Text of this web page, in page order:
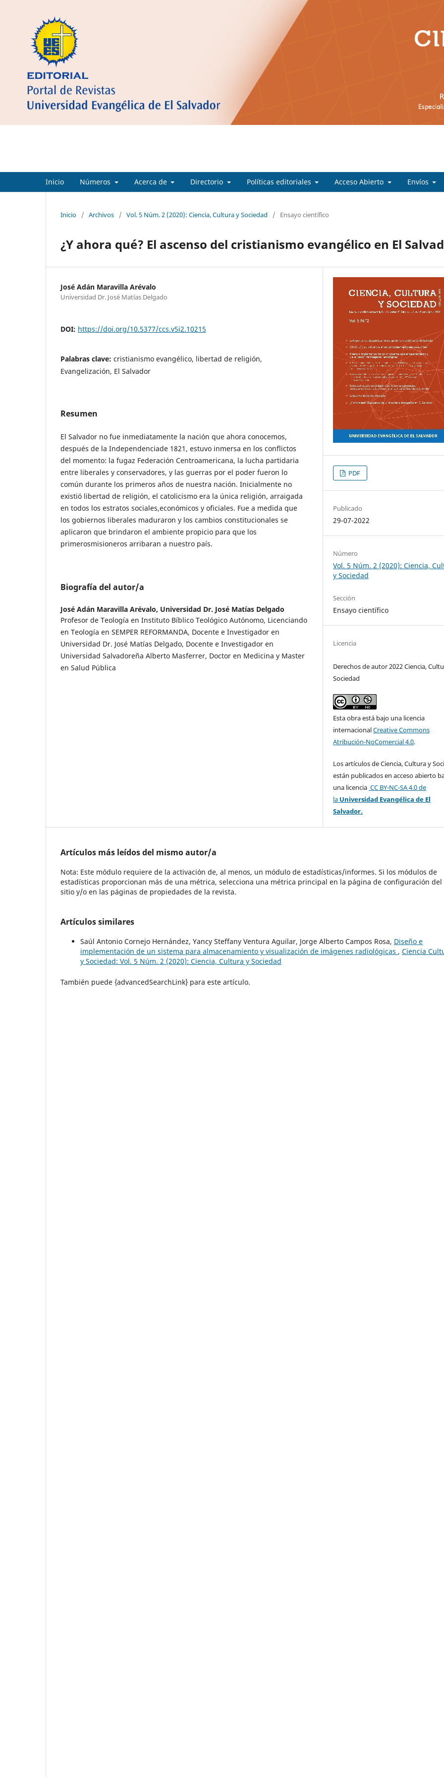
Inicio Números Acerca de Directorio Políticas editoriales Acceso Abierto Envíos
Inicio / Archivos / Vol. 5 Núm. 2 (2020): Ciencia, Cultura y Sociedad / Ensayo científico
¿Y ahora qué? El ascenso del cristianismo evangélico en El
José Adán Maravilla Arévalo
Universidad Dr. José Matías Delgado
DOI: https://doi.org/10.5377/ccs.v5i2.10215
Palabras clave: cristianismo evangélico, libertad de religión,
Evangelización, El Salvador
Resumen
El Salvador no fue inmediatamente la nación que ahora conocemos,
después de la Independenciade 1821, estuvo inmersa en los conflictos
del momento: la fugaz Federación Centroamericana, la lucha partidaria
entre liberales y conservadores, y las guerras por el poder fueron lo
común durante los primeros años de nuestra nación. Inicialmente no
existió libertad de religión, el catolicismo era la única religión, arraigada
en todos los estratos sociales,económicos y oficiales. Fue a medida que
los gobiernos liberales maduraron y los cambios constitucionales se
aplicaron que brindaron el ambiente propicio para que los
primerosmisioneros arribaran a nuestro país.
Biografía del autor/a
José Adán Maravilla Arévalo, Universidad Dr. José Matías Delgado
Profesor de Teología en Instituto Bíblico Teológico Autónomo, Licenciando
en Teología en SEMPER REFORMANDA, Docente e Investigador en
Universidad Dr. José Matías Delgado, Docente e Investigador en
Universidad Salvadoreña Alberto Masferrer, Doctor en Medicina y Master
en Salud Pública
PDF
Publicado
29-07-2022
Número
Vol. 5 Núm. 2 (2020): Ciencia,
y Sociedad
Sección
Ensayo científico
Licencia
Derechos de autor 2022 Ciencia,
Sociedad
Esta obra está bajo una licencia
internacionalCreative Commons
Atribución-NoComercial 4.0.
Los artículos de Ciencia, Cultura y
están publicados en acceso abierto
una licencia CC BY-NC-SA 4.0de
la Universidad Evangélica de El
Salvador.
Artículos más leídos del mismo autor/a
Nota: Este módulo requiere de la activación de, al menos, un módulo de estadísticas/informes. Si los módulos de
estadísticas proporcionan más de una métrica, selecciona una métrica principal en la página de configuración del
sitio y/o en las páginas de propiedades de la revista.
Artículos similares
Saúl Antonio Cornejo Hernández, Yancy Steffany Ventura Aguilar, Jorge Alberto Campos Rosa, Diseño e
implementación de un sistema para almacenamiento y visualización de imágenes radiológicas , Ciencia
y Sociedad: Vol. 5 Núm. 2 (2020): Ciencia, Cultura y Sociedad
También puede {advancedSearchLink} para este artículo.